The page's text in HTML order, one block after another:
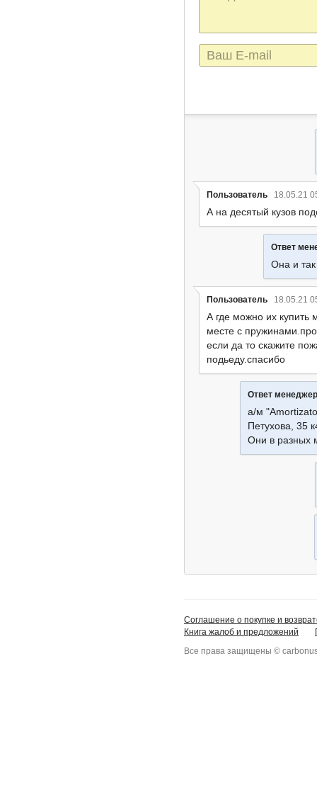
сообщения
E-
mail
Пользователь 18.05.21
А на десятый кузов
Ответ
Она и так
Пользователь 18.05.21
А где можно их купить
месте с
если да то скажите
подьеду.спасибо
Ответ
а/м
Петухова, 35
Они в разных
Соглашение о покупке и
Книга жалоб и предложений
Все права защищены ©